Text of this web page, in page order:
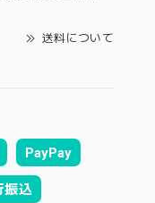
送料について
PayPay
振込